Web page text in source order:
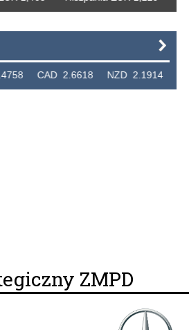
CAD 2.6618 NZD 2.1914 SGD
ZMPD